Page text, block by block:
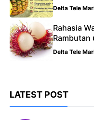
Delta Tele
Rahasia
Delta Tele
LATEST POST